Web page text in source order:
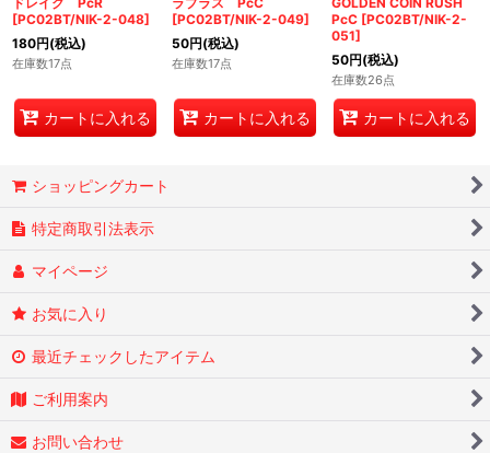
[PC02BT/NIK-2-048]
180円(税込)
在庫数17点
カートに入れる
[PC02BT/NIK-2-049]
50円(税込)
在庫数17点
カートに入れる
PcC [PC02BT/NIK-2-
051]
50円(税込)
在庫数26点
カートに入れる
ショッピングカート
特定商取引法表示
マイページ
お気に入り
最近チェックしたアイテム
ご利用案内
お問い合わせ